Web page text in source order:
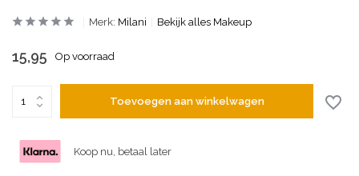
Merk: Milani Bekijk alles Makeup
15,95 Op voorraad
Toevoegen aan winkelwagen
Koop nu, betaal later